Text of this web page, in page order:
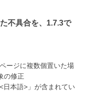
不具合を、1.7.3で
ージに複数個置いた場
の修正
日本語>」が含まれてい